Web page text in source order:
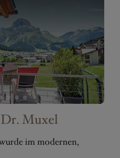
Muxel
im modernen,